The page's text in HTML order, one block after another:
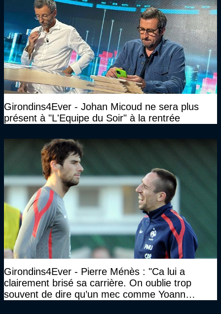
Girondins4Ever - Johan Micoud ne sera plus
présent à "L'Equipe du Soir" à la rentrée
Girondins4Ever - Pierre Ménès : "Ca lui a
clairement brisé sa carrière. On oublie trop
souvent de dire qu’un mec comme Yoann